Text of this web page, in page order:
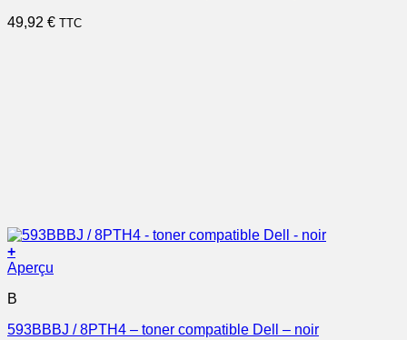
49,92 € TTC
+
Aperçu
B
593BBBJ / 8PTH4 – toner compatible Dell – noir